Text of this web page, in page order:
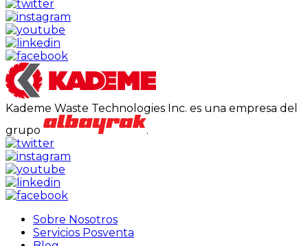
Kademe Waste Technologies Inc. es una empresa del
grupo
.
Sobre Nosotros
Servicios Posventa